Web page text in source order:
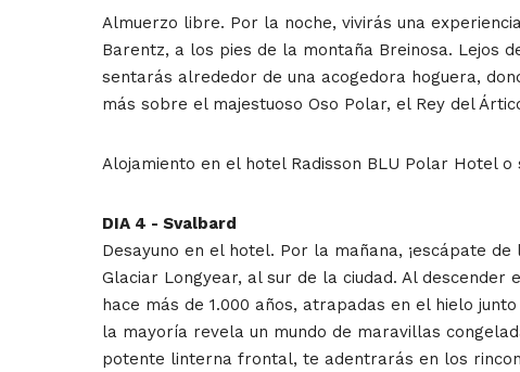
Almuerzo libre. Por la noche, vivirás una
Barentz, a los pies de la montaña Breinosa. Lejos
sentarás alrededor de una acogedora hoguera,
más sobre el majestuoso Oso Polar, el Rey del
Alojamiento en el hotel Radisson BLU Polar Hotel o
DIA 4 - Svalbard
Desayuno en el hotel. Por la mañana, ¡escápate
Glaciar Longyear, al sur de la ciudad. Al
hace más de 1.000 años, atrapadas en el hielo
la mayoría revela un mundo de maravillas
potente linterna frontal, te adentrarás en los